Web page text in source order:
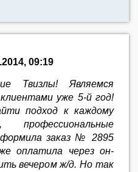
09:19
Твизлы! Являемся
уже 5-й год!
подход к каждому
профессиональные
заказ № 2895
оплатила через он-
вечером ж/д. Но так